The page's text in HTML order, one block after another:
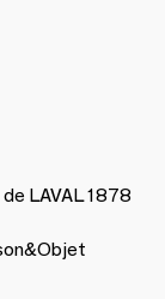
LAVAL 1878